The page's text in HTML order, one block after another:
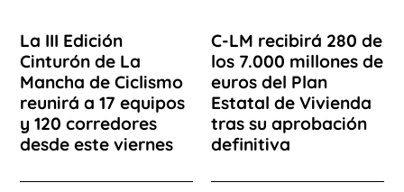
La III Edición
Cinturón de La
Mancha de Ciclismo
reunirá a 17 equipos
y 120 corredores
desde este viernes
C-LM recibirá 280 de
los 7.000 millones de
euros del Plan
Estatal de Vivienda
tras su aprobación
definitiva